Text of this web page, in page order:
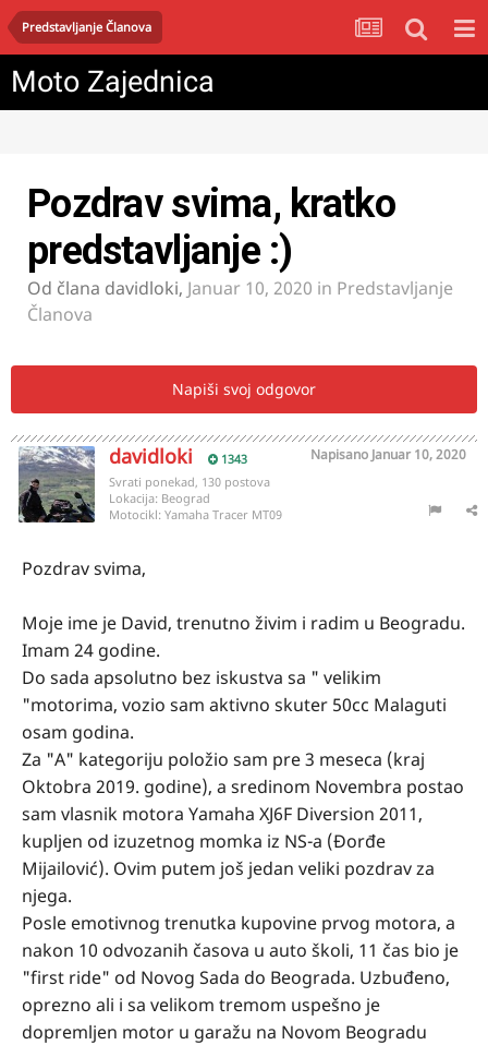
Predstavljanje Članova
Moto Zajednica
Pozdrav svima, kratko
predstavljanje :)
Od člana davidloki, Januar 10, 2020 in Predstavljanje
Članova
Napiši svoj odgovor
davidloki 1343 Napisano Januar 10, 2020
Svrati ponekad, 130 postova
Lokacija: Beograd
Motocikl: Yamaha Tracer MT09
Pozdrav svima,
Moje ime je David, trenutno živim i radim u Beogradu.
Imam 24 godine.
Do sada apsolutno bez iskustva sa " velikim
"motorima, vozio sam aktivno skuter 50cc Malaguti
osam godina.
Za "A" kategoriju položio sam pre 3 meseca (kraj
Oktobra 2019. godine), a sredinom Novembra postao
sam vlasnik motora Yamaha XJ6F Diversion 2011,
kupljen od izuzetnog momka iz NS-a (Đorđe
Mijailović). Ovim putem još jedan veliki pozdrav za
njega.
Posle emotivnog trenutka kupovine prvog motora, a
nakon 10 odvozanih časova u auto školi, 11 čas bio je
"first ride" od Novog Sada do Beograda. Uzbuđeno,
oprezno ali i sa velikom tremom uspešno je
dopremljen motor u garažu na Novom Beogradu